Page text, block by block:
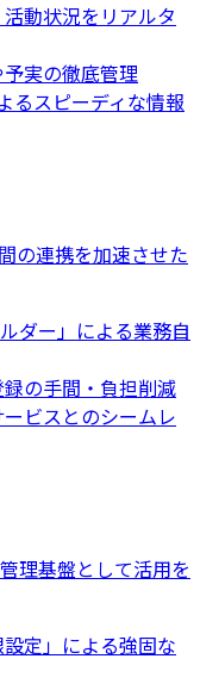
動状況をリアルタ
実の徹底管理
るスピーディな情報
の連携を加速させた
ダー」による業務自
録の手間・負担削減
ビスとのシームレ
理基盤として活用を
設定」による強固な